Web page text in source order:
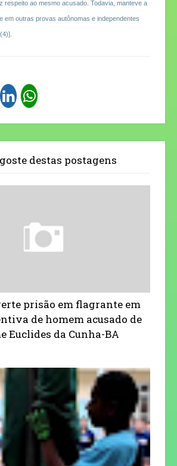
respeito ao mesmo acusado. Todavia, manteve a
em outras provas autônomas e independentes
destas postagens
prisão em flagrante em
de homem acusado de
Euclides da Cunha-BA